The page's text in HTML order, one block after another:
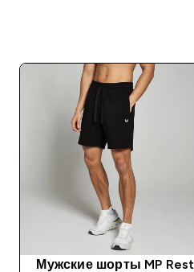
Мужские шорты MP Rest